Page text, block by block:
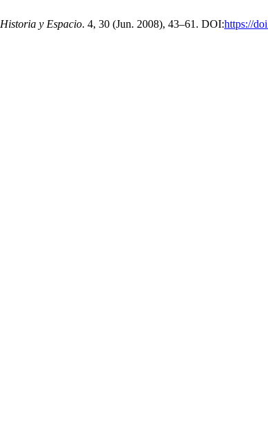
Historia y Espacio. 4, 30 (Jun. 2008), 43–61. DOI:https://